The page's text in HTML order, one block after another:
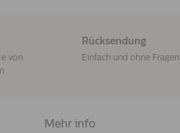
von
Rücksendung
Einfach und ohne Fragen
Mehr info